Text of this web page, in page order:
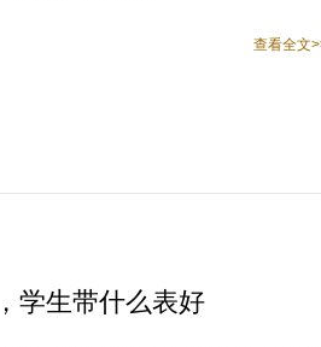
查看全文
学生带什么表好